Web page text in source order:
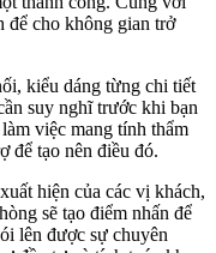
để cho không gian trở
kiểu dáng từng chi tiết
suy nghĩ trước khi bạn
việc mang tính thẩm
để tạo nên điều đó.
hiện của các vị khách,
sẽ tạo điểm nhấn để
lên được sự chuyên